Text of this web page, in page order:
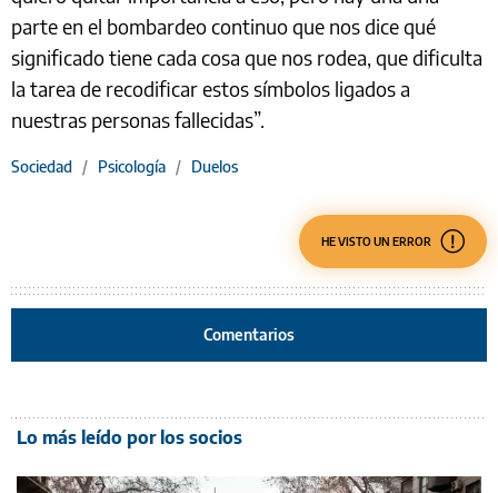
parte en el bombardeo continuo que nos dice qué
significado tiene cada cosa que nos rodea, que dificulta
la tarea de recodificar estos símbolos ligados a
nuestras personas fallecidas”.
Sociedad / Psicología / Duelos
HE VISTO UN ERROR
Comentarios
Lo más leído por los socios